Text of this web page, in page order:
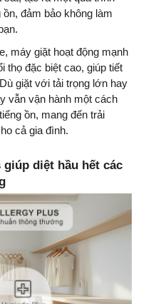
đảm bảo không làm
máy giặt hoạt động mạnh
thọ đặc biệt cao, giúp tiết
giặt với tải trọng lớn hay
vẫn vận hành một cách
ồn, mang đến trải
cả gia đình.
diệt hầu hết các